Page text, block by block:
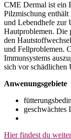
CME Dermal ist ein
Pilzmischung enthält
und Lebendhefe zur
Hautproblemen. Die
den
und Fellproblemen.
Immunsystems
sich vor schädlichen
Anwenungsgebiete
geschwächtes
Hier findest du